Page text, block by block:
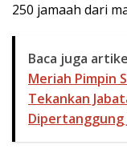
250 jamaah dari
Baca juga
Meriah Pimpin
Tekankan
Dipertanggung